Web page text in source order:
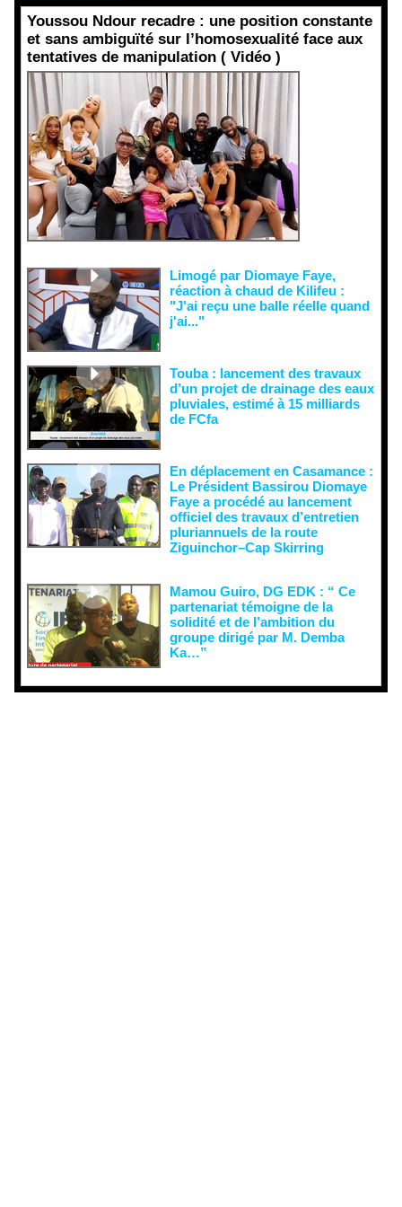
Youssou Ndour recadre : une position constante
et sans ambiguïté sur l’homosexualité face aux
tentatives de manipulation ( Vidéo )
Limogé par Diomaye Faye,
réaction à chaud de Kilifeu :
"J'ai reçu une balle réelle quand
j'ai..."
Touba : lancement des travaux
d’un projet de drainage des eaux
pluviales, estimé à 15 milliards
de FCfa ‎
En déplacement en Casamance :
Le Président Bassirou Diomaye
Faye a procédé au lancement
officiel des travaux d’entretien
pluriannuels de la route
Ziguinchor–Cap Skirring
Mamou Guiro, DG EDK : “ Ce
partenariat témoigne de la
solidité et de l’ambition du
groupe dirigé par M. Demba
Ka…”